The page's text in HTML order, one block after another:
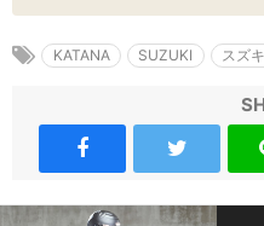
KATANA SUZUKI スズキ